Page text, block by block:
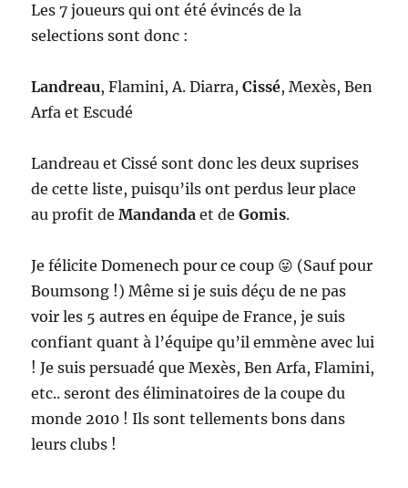
Les 7 joueurs qui ont été évincés de la
selections sont donc :
Landreau, Flamini, A. Diarra,Cissé, Mexès, Ben
Arfa et Escudé
Landreau et Cissé sont donc les deux suprises
de cette liste, puisqu’ils ont perdus leur place
au profit deMandandaet deGomis.
Je félicite Domenech pour ce coup 😛 (Sauf pour
Boumsong !) Même si je suis déçu de ne pas
voir les 5 autres en équipe de France, je suis
confiant quant à l’équipe qu’il emmène avec lui
! Je suis persuadé que Mexès, Ben Arfa, Flamini,
etc.. seront des éliminatoires de la coupe du
monde 2010 ! Ils sont tellements bons dans
leurs clubs !